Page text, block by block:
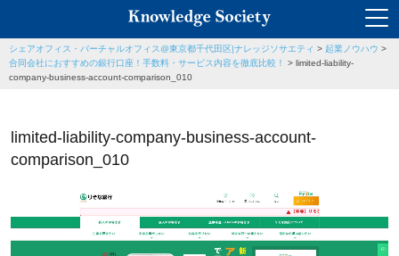
シェアオフィス・バーチャルオフィス@東京都千代田区|ナレッジソサエティ > 起業ノウハウ >
合同会社におすすめの銀行口座！手数料・サービス内容を徹底比較！
> limited-liability-
company-business-account-comparison_010
limited-liability-company-business-account-
comparison_010